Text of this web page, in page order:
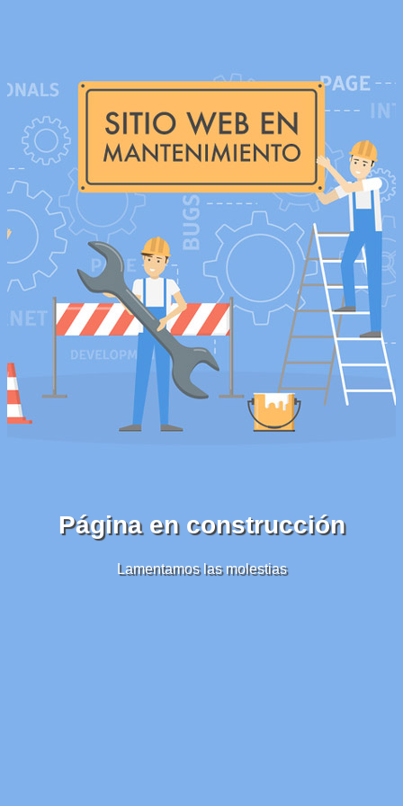
Página en construcción
Lamentamos las molestias